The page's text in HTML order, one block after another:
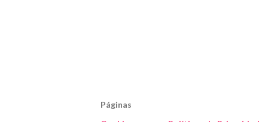
Páginas